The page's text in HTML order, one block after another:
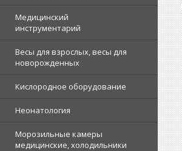
Медицинский
инструментарий
Весы для взрослых, весы для
новорожденных
Кислородное оборудование
Неонатология
Морозильные камеры
медицинские, холодильники